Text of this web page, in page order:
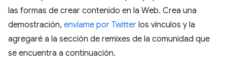
las formas de crear contenido en la Web. Crea una
demostración, envíame por Twitter los vínculos y la
agregaré a la sección de remixes de la comunidad que
se encuentra a continuación.